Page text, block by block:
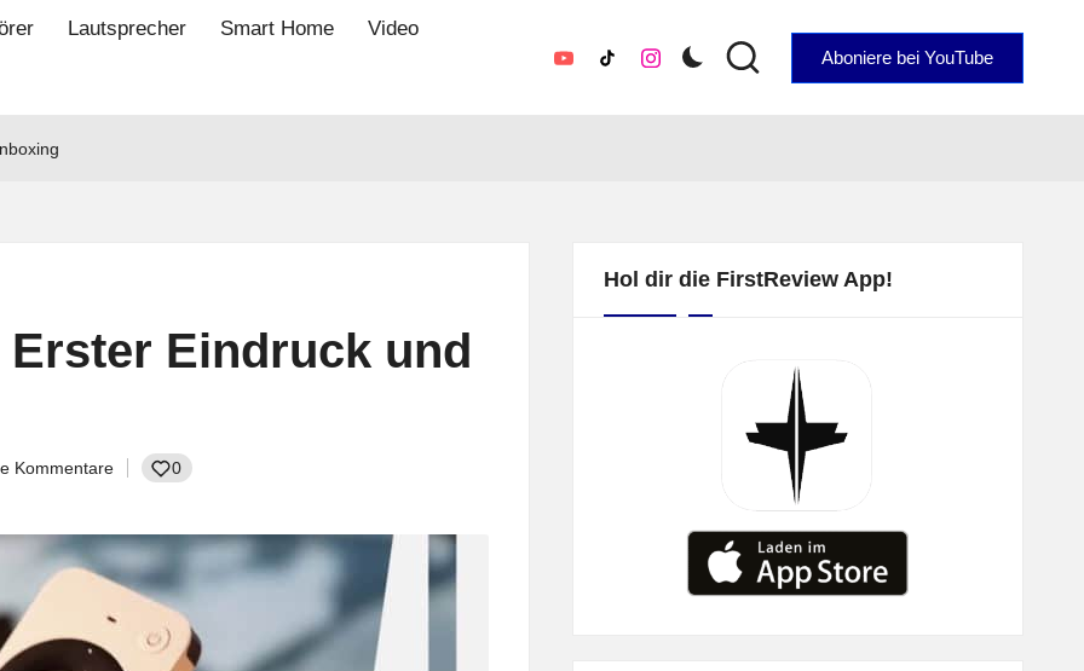
Lautsprecher Smart Home
Video
YouTubeTikTokInstagram Aboniere bei YouTube
Erster Eindruck und
Kommentare 0
Hol dir die FirstReview App!